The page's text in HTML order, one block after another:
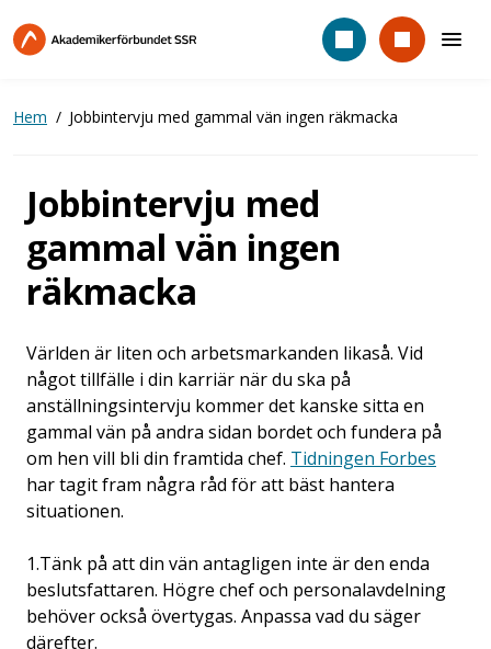
till
Hem Jobbintervju med gammal vän ingen räkmacka
Jobbintervju med
gammal vän ingen
räkmacka
Världen är liten och arbetsmarkanden likaså. Vid
något tillfälle i din karriär när du ska på
anställningsintervju kommer det kanske sitta en
gammal vän på andra sidan bordet och fundera på
om hen vill bli din framtida chef. Tidningen Forbes
har tagit fram några råd för att bäst hantera
situationen.
1.Tänk på att din vän antagligen inte är den enda
beslutsfattaren. Högre chef och personalavdelning
behöver också övertygas. Anpassa vad du säger
därefter.